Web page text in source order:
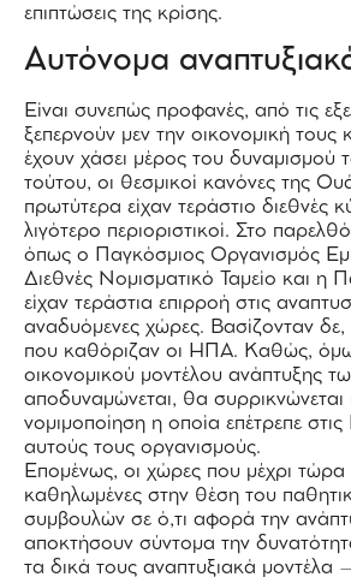
επιπτώσεις της κρίσης.
Αυτόνομα
Είναι συνεπώς προφανές, από τις
ξεπερνούν μεν την οικονομική τους
έχουν χάσει μέρος του δυναμισμού
τούτου, οι θεσμικοί κανόνες της
πρωτύτερα είχαν τεράστιο διεθνές
λιγότερο περιοριστικοί. Στο
όπως ο Παγκόσμιος Οργανισμός
Διεθνές Νομισματικό Ταμείο και η
είχαν τεράστια επιρροή στις
αναδυόμενες χώρες. Βασίζονταν δε,
που καθόριζαν οι ΗΠΑ. Καθώς,
οικονομικού μοντέλου ανάπτυξης
αποδυναμώνεται, θα συρρικνώνεται
νομιμοποίηση η οποία επέτρεπε
αυτούς τους οργανισμούς.
Επομένως, οι χώρες που μέχρι τώρα
καθηλωμένες στην θέση του
συμβουλών σε ό,τι αφορά την
αποκτήσουν σύντομα την
τα δικά τους αναπτυξιακά μοντέλα